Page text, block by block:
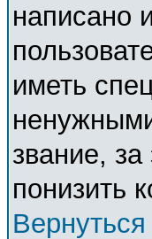
написано
иметь
звание,
понизить